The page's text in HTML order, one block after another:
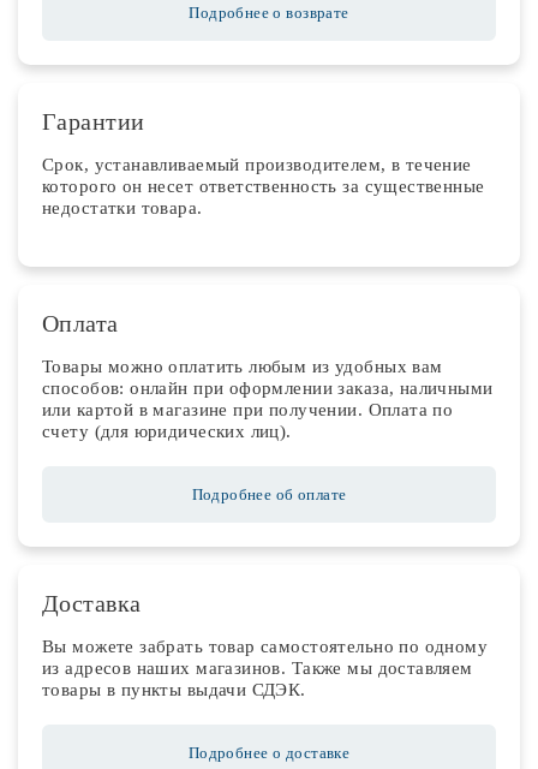
Подробнее о возврате
Гарантии
Срок, устанавливаемый производителем, в течение
которого он несет ответственность за существенные
недостатки товара.
Оплата
Товары можно оплатить любым из удобных вам
способов: онлайн при оформлении заказа, наличными
или картой в магазине при получении. Оплата по
счету (для юридических лиц).
Подробнее об оплате
Доставка
Вы можете забрать товар самостоятельно по одному
из адресов наших магазинов. Также мы доставляем
товары в пункты выдачи СДЭК.
Подробнее о доставке